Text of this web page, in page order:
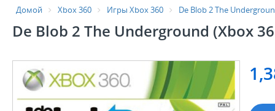
Домой Xbox 360 Игры Xbox 360 De Blob 2 The
De Blob 2 The Underground (Xbox